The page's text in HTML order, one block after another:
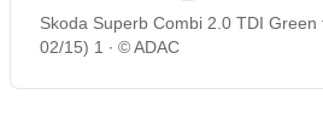
Rückrufe & Mängel
Skoda Superb Combi 2.0 TDI
02/15) 1
© ADAC